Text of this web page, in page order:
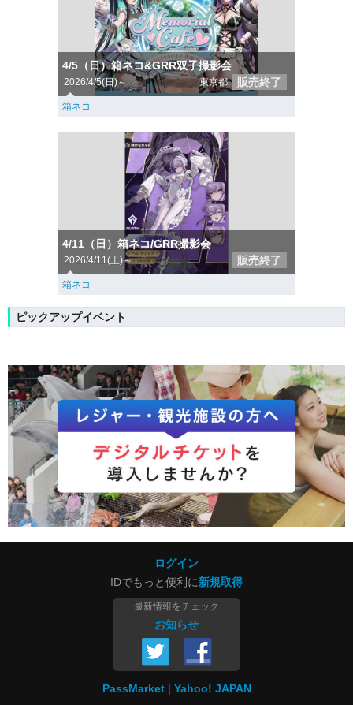
4/5（日）箱ネコ&GRR双子撮影会
2026/4/5(日)～ 東京都 販売終了
箱ネコ
4/11（日）箱ネコ/GRR撮影会
2026/4/11(土)～ 販売終了
箱ネコ
ピックアップイベント
ログイン
IDでもっと便利に新規取得
最新情報をチェック
お知らせ
PassMarket Yahoo! JAPAN